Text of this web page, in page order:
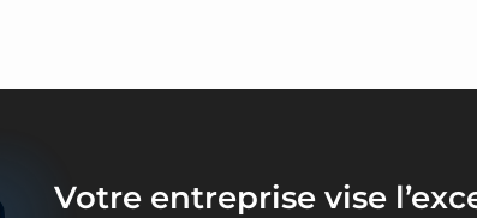
Votre entreprise vise